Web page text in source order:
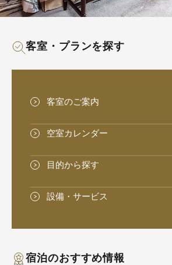
客室・プランを探す
客室のご案内
空室カレンダー
目的から探す
設備・サービス
宿泊のおすすめ情報